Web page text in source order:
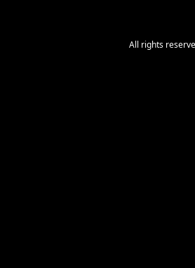
All rights